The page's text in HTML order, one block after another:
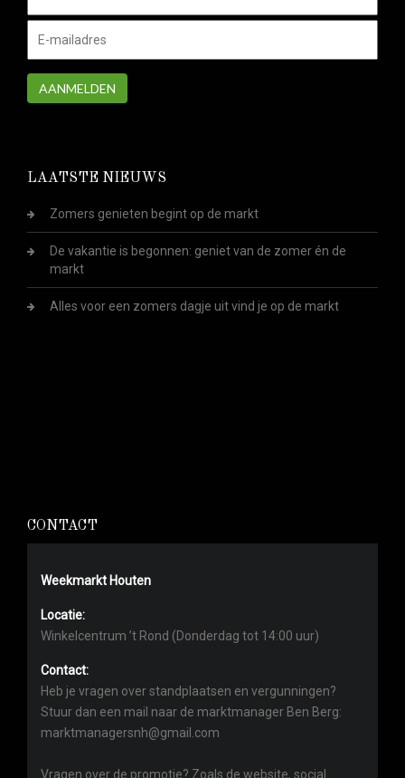
AANMELDEN
LAATSTE NIEUWS
Zomers genieten begint op de markt
De vakantie is begonnen: geniet van de zomer én de
markt
Alles voor een zomers dagje uit vind je op de markt
CONTACT
Weekmarkt Houten
Locatie:
Winkelcentrum ’t Rond (Donderdag tot 14:00 uur)
Contact:
Heb je vragen over standplaatsen en vergunningen?
Stuur dan een mail naar de marktmanager Ben Berg:
marktmanagersnh@gmail.com
Vragen over de promotie? Zoals de website, social